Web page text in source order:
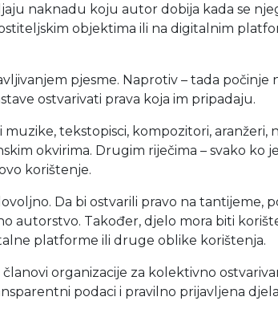
naknadu koju autor dobija kada se
objektima ili na digitalnim
pjesme. Naprotiv – tada
ostvarivati prava koja im pripadaju.
tekstopisci, kompozitori, aranžeri,
okvirima. Drugim riječima – svako ko
korištenje.
Da bi ostvarili pravo na
autorstvo. Također, djelo mora biti
platforme ili druge oblike korištenja.
organizacije za kolektivno
podaci i pravilno prijavljena